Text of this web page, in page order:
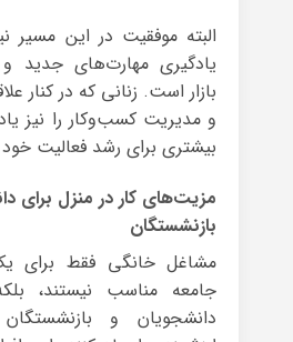
البته موفقیت در این مسیر
یادگیری مهارت‌های جدید
بازار است. زنانی که در کنار
و مدیریت کسب‌وکار را نیز
بیشتری برای رشد فعالیت
مزیت‌های کار در منزل برای
بازنشستگان
مشاغل خانگی فقط برای
جامعه مناسب نیستند،
دانشجویان و